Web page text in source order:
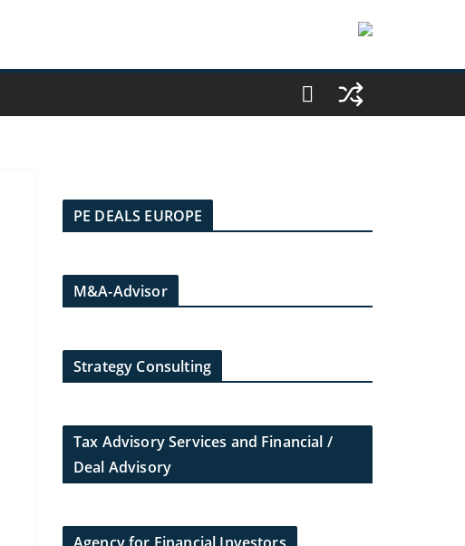
PE DEALS EUROPE
M&A-Advisor
Strategy Consulting
Tax Advisory Services and Financial /
Deal Advisory